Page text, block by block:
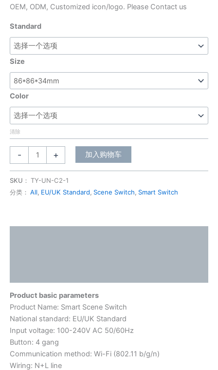
OEM, ODM, Customized icon/logo. Please Contact us
Standard
Size
Color
清除
- + 加入购物车
SKU： TY-UN-C2-1
分类： All, EU/UK Standard, Scene Switch, Smart Switch
Product basic parameters
Product Name: Smart Scene Switch
National standard: EU/UK Standard
Input voltage: 100-240V AC 50/60Hz
Button: 4 gang
Communication method: Wi-Fi (802.11 b/g/n)
Wiring: N+L line